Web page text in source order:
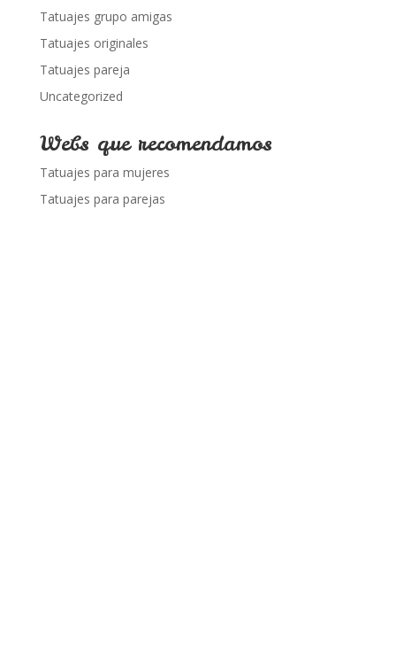
Tatuajes grupo amigas
Tatuajes originales
Tatuajes pareja
Uncategorized
Webs que recomendamos
Tatuajes para mujeres
Tatuajes para parejas